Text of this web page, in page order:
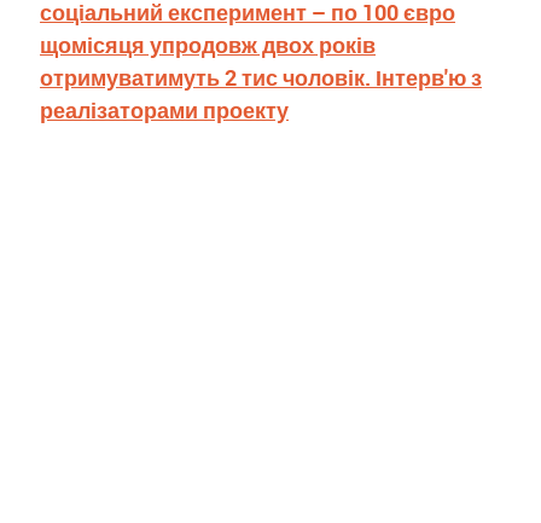
соціальний експеримент – по 100 євро
щомісяця упродовж двох років
отримуватимуть 2 тис чоловік. Інтерв'ю з
реалізаторами проекту